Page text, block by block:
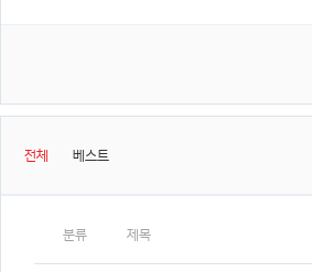
전체 베스트
분류 제목